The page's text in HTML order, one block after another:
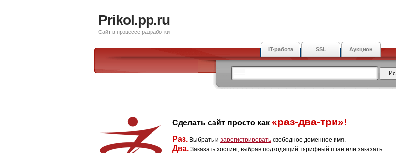
Prikol.pp.ru
Сайт в процессе разработки
IT-работа SSL Аукцион
Сделать сайт просто как «раз-два-три»!
Раз. Выбрать и зарегистрировать свободное доменное имя.
Два. Заказать хостинг, выбрав подходящий тарифный план или заказать